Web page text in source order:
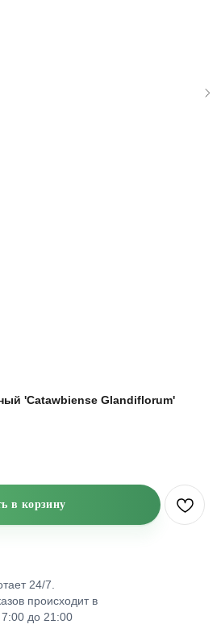
'Catawbiense Glandiflorum'
в корзину
24/7.
происходит в
до 21:00